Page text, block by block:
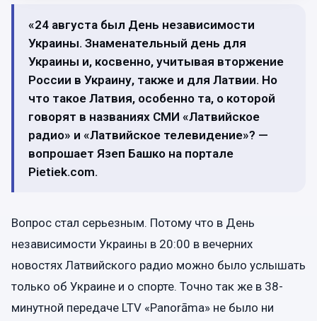
«24 августа был День независимости
Украины. Знаменательный день для
Украины и, косвенно, учитывая вторжение
России в Украину, также и для Латвии. Но
что такое Латвия, особенно та, о которой
говорят в названиях СМИ «Латвийское
радио» и «Латвийское телевидение»? —
вопрошает Язеп Башко на портале
Pietiek.com.
Вопрос стал серьезным. Потому что в День
независимости Украины в 20:00 в вечерних
новостях Латвийского радио можно было услышать
только об Украине и о спорте. Точно так же в 38-
минутной передаче LTV «Panorāma» не было ни